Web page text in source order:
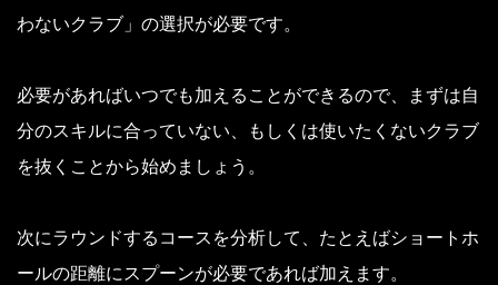
わないクラブ」の選択が必要です。
必要があればいつでも加えることができるので、まずは自
分のスキルに合っていない、もしくは使いたくないクラブ
を抜くことから始めましょう。
次にラウンドするコースを分析して、たとえばショートホ
ールの距離にスプーンが必要であれば加えます。